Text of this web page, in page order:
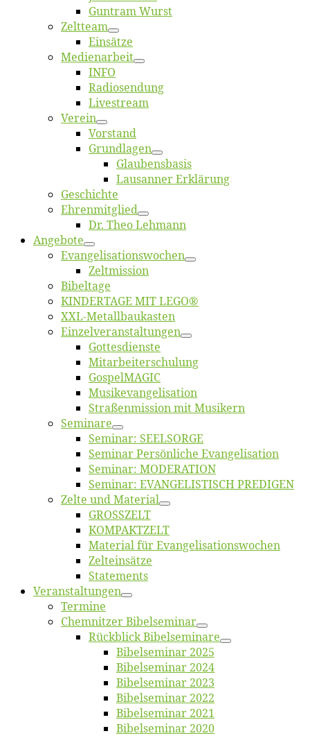
Gun­tram Wurst
Zelt­team
Ein­sät­ze
Me­di­en­ar­beit
INFO
Ra­dio­sen­dung
Live­stream
Ver­ein
Vor­stand
Grund­la­gen
Glaubens­ba­sis
Lausan­ner Erklärung
Ge­schich­te
Eh­ren­mit­glied
Dr. Theo Lehmann
An­ge­bo­te
Evangelisa­tions­wo­chen
Zelt­mis­si­on
Bi­bel­ta­ge
KINDERTAGE MIT LEGO®
XXL-Me­­tal­l­­bau­­kas­­ten
Einzelver­an­stal­tungen
Got­tes­diens­te
Mitarbeiter­schulung
Gos­pel­MA­GIC
Musikevan­ge­li­sa­tion
Straßenmis­sion mit Musikern
Se­mi­na­re
Se­mi­nar: SEELSORGE
Se­mi­nar Per­sön­li­che Evangelisation
Se­mi­nar: MODERATION
Se­mi­nar: EVANGELISTISCH PREDIGEN
Zel­te und Material
GROSSZELT
KOMPAKTZELT
Ma­te­ri­al für Evangelisationswochen
Zelt­ein­sät­ze
State­ments
Ver­an­stal­tun­gen
Ter­mi­ne
Chemnit­zer Bibelseminar
Rück­blick Bibelseminare
Bi­bel­se­mi­nar 2025
Bi­bel­se­mi­nar 2024
Bi­bel­se­mi­nar 2023
Bi­bel­se­mi­nar 2022
Bi­bel­se­mi­nar 2021
Bi­bel­se­mi­nar 2020